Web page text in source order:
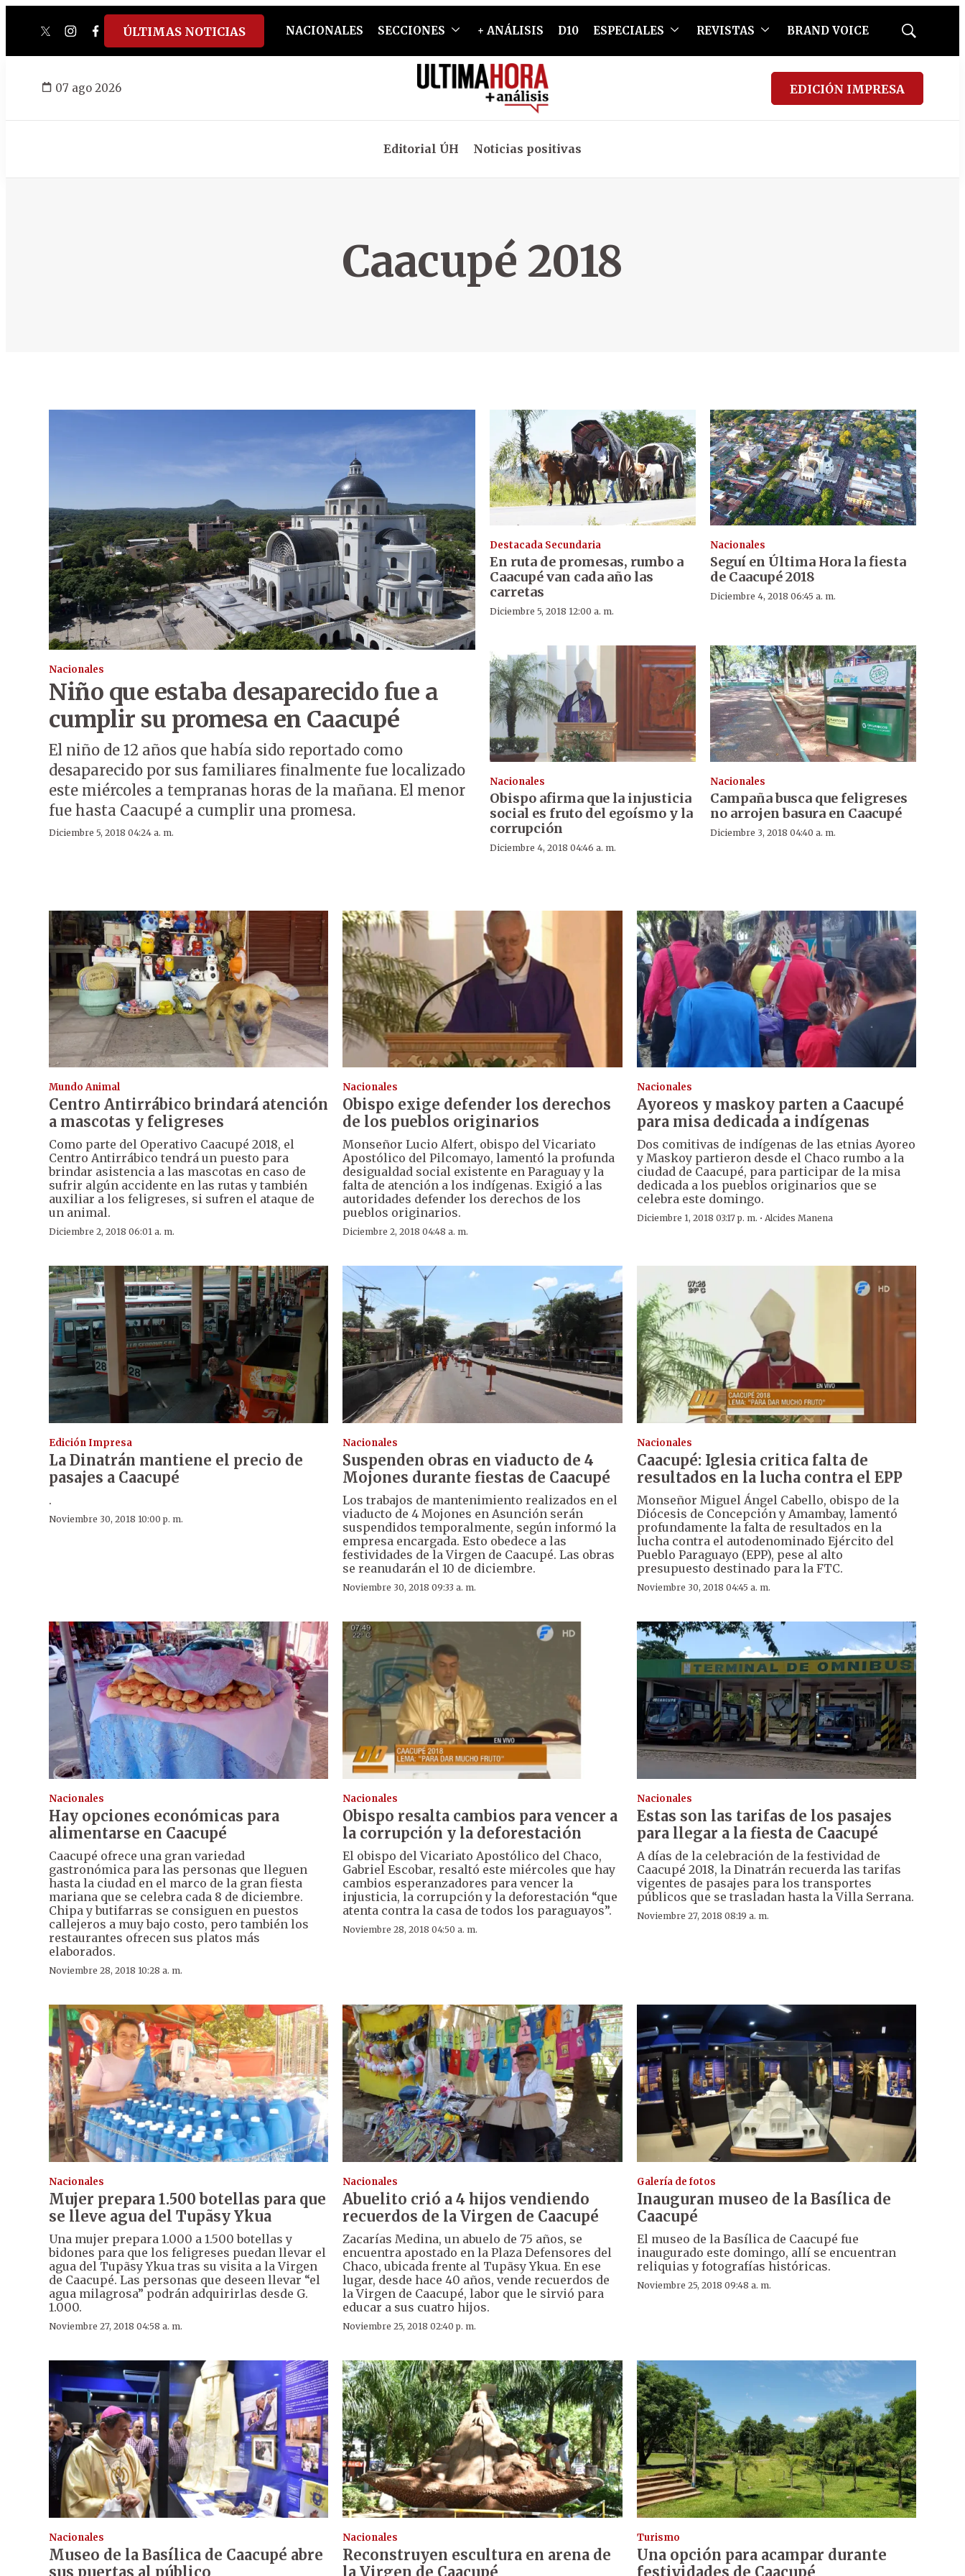
twitterinstagram
facebook
tiktokyoutube
spotify
ÚLTIMAS NOTICIAS NACIONALES SECCIONES + ANÁLISIS D10 ESPECIALES REVISTAS BRAND VOICE
Mostrar
07 ago 2026 EDICIÓN IMPRESA
Editorial ÚH Noticias positivas
Caacupé 2018
Nacionales
Niño que estaba desaparecido fue a
cumplir su promesa en Caacupé
El niño de 12 años que había sido reportado como
desaparecido por sus familiares finalmente fue localizado
este miércoles a tempranas horas de la mañana. El menor
fue hasta Caacupé a cumplir una promesa.
Diciembre 5, 2018 04:24 a. m.
Destacada Secundaria
En ruta de promesas, rumbo a
Caacupé van cada año las
carretas
Diciembre 5, 2018 12:00 a. m.
Nacionales
Seguí en Última Hora la fiesta
de Caacupé 2018
Diciembre 4, 2018 06:45 a. m.
Nacionales
Obispo afirma que la injusticia
social es fruto del egoísmo y la
corrupción
Diciembre 4, 2018 04:46 a. m.
Nacionales
Campaña busca que feligreses
no arrojen basura en Caacupé
Diciembre 3, 2018 04:40 a. m.
Mundo Animal
Centro Antirrábico brindará atención
a mascotas y feligreses
Como parte del Operativo Caacupé 2018, el
Centro Antirrábico tendrá un puesto para
brindar asistencia a las mascotas en caso de
sufrir algún accidente en las rutas y también
auxiliar a los feligreses, si sufren el ataque de
un animal.
Diciembre 2, 2018 06:01 a. m.
Nacionales
Obispo exige defender los derechos
de los pueblos originarios
Monseñor Lucio Alfert, obispo del Vicariato
Apostólico del Pilcomayo, lamentó la profunda
desigualdad social existente en Paraguay y la
falta de atención a los indígenas. Exigió a las
autoridades defender los derechos de los
pueblos originarios.
Diciembre 2, 2018 04:48 a. m.
Nacionales
Ayoreos y maskoy parten a Caacupé
para misa dedicada a indígenas
Dos comitivas de indígenas de las etnias Ayoreo
y Maskoy partieron desde el Chaco rumbo a la
ciudad de Caacupé, para participar de la misa
dedicada a los pueblos originarios que se
celebra este domingo.
Diciembre 1, 2018 03:17 p. m. · Alcides Manena
Edición Impresa
La Dinatrán mantiene el precio de
pasajes a Caacupé
.
Noviembre 30, 2018 10:00 p. m.
Nacionales
Suspenden obras en viaducto de 4
Mojones durante fiestas de Caacupé
Los trabajos de mantenimiento realizados en el
viaducto de 4 Mojones en Asunción serán
suspendidos temporalmente, según informó la
empresa encargada. Esto obedece a las
festividades de la Virgen de Caacupé. Las obras
se reanudarán el 10 de diciembre.
Noviembre 30, 2018 09:33 a. m.
Nacionales
Caacupé: Iglesia critica falta de
resultados en la lucha contra el EPP
Monseñor Miguel Ángel Cabello, obispo de la
Diócesis de Concepción y Amambay, lamentó
profundamente la falta de resultados en la
lucha contra el autodenominado Ejército del
Pueblo Paraguayo (EPP), pese al alto
presupuesto destinado para la FTC.
Noviembre 30, 2018 04:45 a. m.
Nacionales
Hay opciones económicas para
alimentarse en Caacupé
Caacupé ofrece una gran variedad
gastronómica para las personas que lleguen
hasta la ciudad en el marco de la gran fiesta
mariana que se celebra cada 8 de diciembre.
Chipa y butifarras se consiguen en puestos
callejeros a muy bajo costo, pero también los
restaurantes ofrecen sus platos más
elaborados.
Noviembre 28, 2018 10:28 a. m.
Nacionales
Obispo resalta cambios para vencer a
la corrupción y la deforestación
El obispo del Vicariato Apostólico del Chaco,
Gabriel Escobar, resaltó este miércoles que hay
cambios esperanzadores para vencer la
injusticia, la corrupción y la deforestación “que
atenta contra la casa de todos los paraguayos”.
Noviembre 28, 2018 04:50 a. m.
Nacionales
Estas son las tarifas de los pasajes
para llegar a la fiesta de Caacupé
A días de la celebración de la festividad de
Caacupé 2018, la Dinatrán recuerda las tarifas
vigentes de pasajes para los transportes
públicos que se trasladan hasta la Villa Serrana.
Noviembre 27, 2018 08:19 a. m.
Nacionales
Mujer prepara 1.500 botellas para que
se lleve agua del Tupãsy Ykua
Una mujer prepara 1.000 a 1.500 botellas y
bidones para que los feligreses puedan llevar el
agua del Tupãsy Ykua tras su visita a la Virgen
de Caacupé. Las personas que deseen llevar “el
agua milagrosa” podrán adquirirlas desde G.
1.000.
Noviembre 27, 2018 04:58 a. m.
Nacionales
Abuelito crió a 4 hijos vendiendo
recuerdos de la Virgen de Caacupé
Zacarías Medina, un abuelo de 75 años, se
encuentra apostado en la Plaza Defensores del
Chaco, ubicada frente al Tupãsy Ykua. En ese
lugar, desde hace 40 años, vende recuerdos de
la Virgen de Caacupé, labor que le sirvió para
educar a sus cuatro hijos.
Noviembre 25, 2018 02:40 p. m.
Galería de fotos
Inauguran museo de la Basílica de
Caacupé
El museo de la Basílica de Caacupé fue
inaugurado este domingo, allí se encuentran
reliquias y fotografías históricas.
Noviembre 25, 2018 09:48 a. m.
Nacionales
Museo de la Basílica de Caacupé abre
sus puertas al público
Nacionales
Reconstruyen escultura en arena de
la Virgen de Caacupé
Turismo
Una opción para acampar durante
festividades de Caacupé